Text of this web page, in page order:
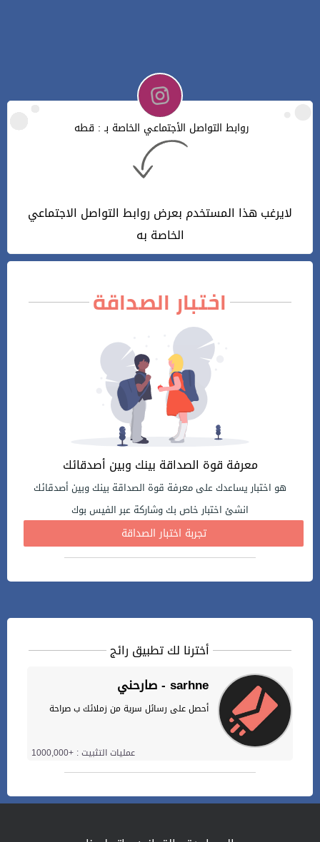
روابط التواصل الأجتماعي الخاصة بـ : قطه
لايرغب هذا المستخدم بعرض روابط التواصل الاجتماعي
الخاصة به
اختبار الصداقة
معرفة قوة الصداقة بينك وبين أصدقائك
هو اختبار يساعدك على معرفة قوة الصداقة بينك وبين أصدقائك
انشئ اختبار خاص بك وشاركة عبر الفيس بوك
تجربة اختبار الصداقة
أخترنا لك تطبيق رائج
صارحني - sarhne
أحصل على رسائل سرية من زملائك ب صراحة
عمليات التثبيت : +1000,000